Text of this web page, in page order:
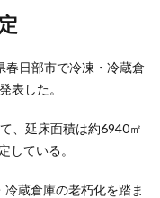
日部市で冷凍・冷蔵倉
表した。
、延床面積は約6940㎡
している。
蔵倉庫の老朽化を踏ま